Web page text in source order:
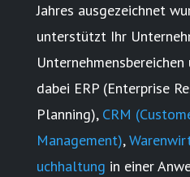
Jahres ausgezeichnet
unterstützt Ihr
dabei ERP (Enterprise
Planning), CRM
Management),
uchhaltung in einer